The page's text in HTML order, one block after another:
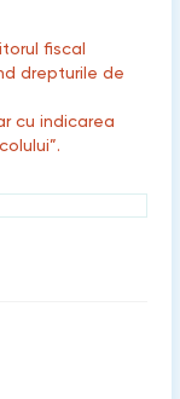
fiscal
drepturile de
cu indicarea